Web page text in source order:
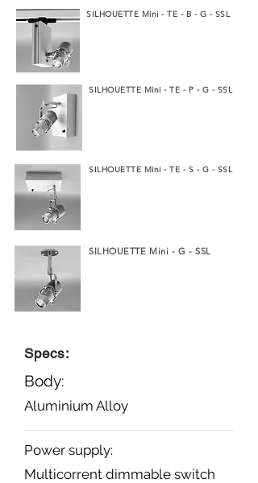
SILHOUETTE Mini - TE - B - G - SSL
SILHOUETTE Mini - TE - P - G - SSL
SILHOUETTE Mini - TE - S - G - SSL
SILHOUETTE Mini - G - SSL
Specs:
Body:
Aluminium Alloy
Power supply:
Multicorrent dimmable switch